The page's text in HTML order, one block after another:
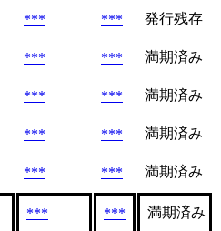
*** ***
発行残存
*** ***
満期済み
*** ***
満期済み
*** ***
満期済み
*** *** 満期済み
*** *** 満期済み